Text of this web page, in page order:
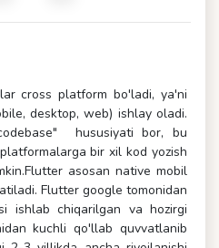
cross platform bo'ladi, ya'ni
desktop, web) ishlay oladi.
hususiyati bor, bu
bir xil kod yozish
asosan native mobil
Flutter google tomonidan
ishlab chiqarilgan va hozirgi
kuchli qo'llab quvvatlanib